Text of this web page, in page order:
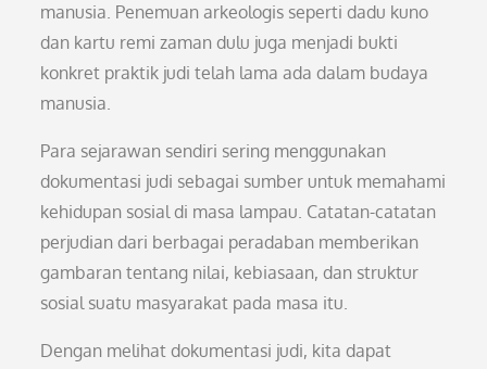
manusia. Penemuan arkeologis seperti dadu kuno
dan kartu remi zaman dulu juga menjadi bukti
konkret praktik judi telah lama ada dalam budaya
manusia.
Para sejarawan sendiri sering menggunakan
dokumentasi judi sebagai sumber untuk memahami
kehidupan sosial di masa lampau. Catatan-catatan
perjudian dari berbagai peradaban memberikan
gambaran tentang nilai, kebiasaan, dan struktur
sosial suatu masyarakat pada masa itu.
Dengan melihat dokumentasi judi, kita dapat